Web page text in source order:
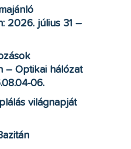
2026. július 31 –
– Optikai hálózat
06.
világnapját